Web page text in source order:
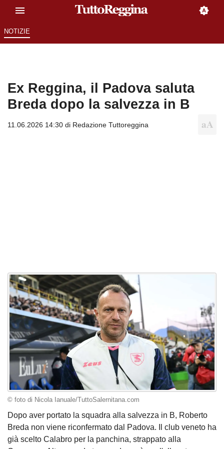
NOTIZIE
Ex Reggina, il Padova saluta
Breda dopo la salvezza in B
11.06.2026 14:30 di Redazione Tuttoreggina
© foto di Nicola Ianuale/TuttoSalernitana.com
Dopo aver portato la squadra alla salvezza in B, Roberto
Breda non viene riconfermato dal Padova. Il club veneto ha
già scelto Calabro per la panchina, strappato alla